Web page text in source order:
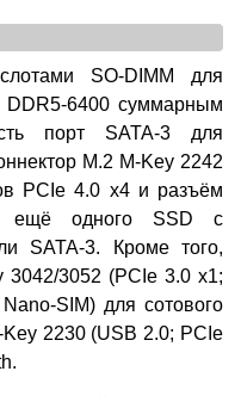
SO-DIMM для
DDR5-6400 суммарным
порт SATA-3 для
M.2 M-Key 2242
PCIe 4.0 x4 и разъём
ещё одного SSD с
SATA-3. Кроме того,
3042/3052 (PCIe 3.0 x1;
SIM) для сотового
2230 (USB 2.0; PCIe